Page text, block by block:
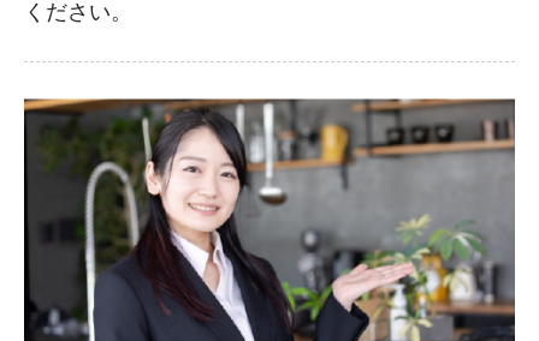
ください。